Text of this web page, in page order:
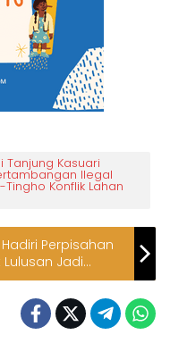
Tanjung Kasuari
Ilegal
Konflik Lahan
Perpisahan
Lulusan Jadi